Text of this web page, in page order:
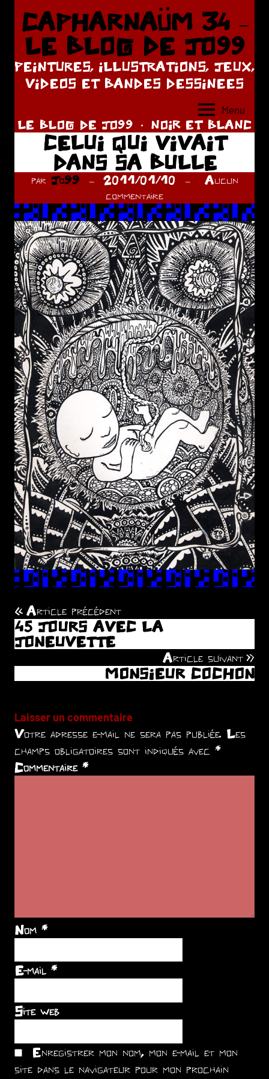
Aller
contenu
CAPHARNAÜM 34 –
LE BLOG DE JO99
PEINTURES, ILLUSTRATIONS, JEUX,
VIDEOS ET BANDES DESSINEES
Menu
LE BLOG DE JO99 NOIR ET BLANC
CELUI QUI VIVAIT
DANS SA BULLE
par Jo99 2011/01/10
Aucun
commentaire
Navigation
de
l’article
Article précédent
45 JOURS AVEC LA
JONEUVETTE
Article suivant
MONSIEUR COCHON
Laisser un commentaire
Votre adresse e-mail ne sera pas publiée. Les
champs obligatoires sont indiqués avec *
Commentaire *
Nom *
E-mail *
Site web
Enregistrer mon nom, mon e-mail et mon
site dans le navigateur pour mon prochain